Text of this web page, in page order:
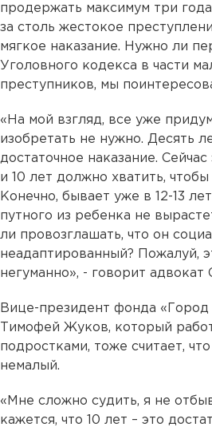
продержать максимум три
за столь жестокое
мягкое наказание. Нужно ли
Уголовного кодекса в части
преступников, мы
«На мой взгляд, все уже
изобретать не нужно. Десять
достаточное наказание.
и 10 лет должно хватить,
Конечно, бывает уже в 12-13
путного из ребенка не
ли провозглашать, что он
неадаптированный? Пожалуй,
негуманно», - говорит адвокат
Вице-президент фонда «Город
Тимофей Жуков, который
подростками, тоже считает,
немалый.
«Мне сложно судить, я не
кажется, что 10 лет – это